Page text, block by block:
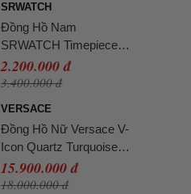
SRWATCH
Đồng Hồ Nam
SRWATCH Timepiece
Watch SG1072.1402TE
Màu Vàng Gold
2.200.000 đ
3.400.000 đ
VERSACE
Đồng Hồ Nữ Versace V-
Icon Quartz Turquoise
Dial Ladies Watch
VEUCA0324 Màu Xanh
15.900.000 đ
18.000.000 đ